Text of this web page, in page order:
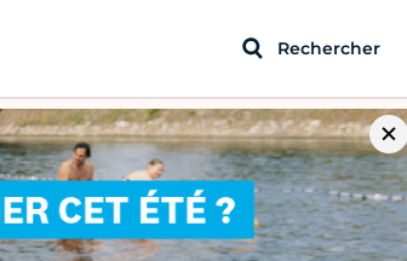
Rechercher